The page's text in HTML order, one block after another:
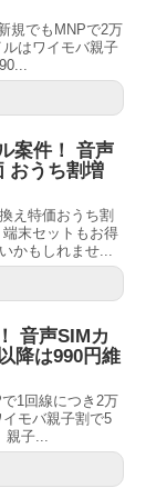
規でもMNPで2万
はワイモバ親子
案件！ 音声
おうち割増
え特価おうち割
末セットもお得
かもしれませ...
音声SIMカ
降は990円維
1回線につき2万
モバ親子割で5
親子...